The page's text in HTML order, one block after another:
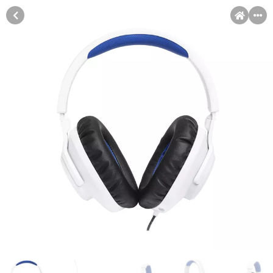
Pomoć pri kupovini
Kupovina na rate
Sve je lakše kad se podijeli!